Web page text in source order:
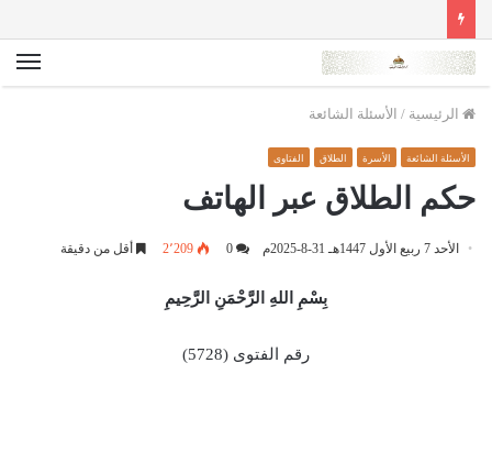
الرئيسية / الأسئلة الشائعة
الأسئلة الشائعة الأسرة الطلاق الفتاوى
حكم الطلاق عبر الهاتف
الأحد 7 ربيع الأول 1447هـ 31-8-2025م 0 2٬209 أقل من دقيقة
بِسْمِ اللهِ الرَّحْمَنِ الرَّحِيمِ
رقم الفتوى (5728)